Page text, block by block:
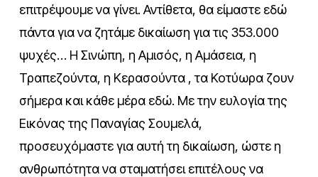
επιτρέψουμε να γίνει. Αντίθετα, θα είμαστε εδώ
πάντα για να ζητάμε δικαίωση για τις 353.000
ψυχές… Η Σινώπη, η Αμισός, η Αμάσεια, η
Τραπεζούντα, η Κερασούντα , τα Κοτύωρα ζουν
σήμερα και κάθε μέρα εδώ. Με την ευλογία της
Εικόνας της Παναγίας Σουμελά,
προσευχόμαστε για αυτή τη δικαίωση, ώστε η
ανθρωπότητα να σταματήσει επιτέλους να